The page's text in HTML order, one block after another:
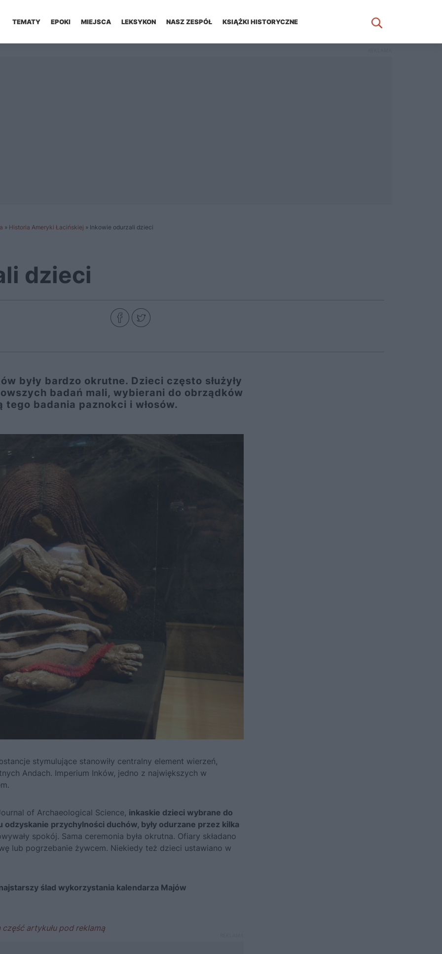
TEMATY EPOKI MIEJSCA LEKSYKON NASZ ZESPÓŁ KSIĄŻKI HISTORYCZNE
» Historia Ameryki Łacińskiej » Inkowie odurzali dzieci
dzieci
były bardzo okrutne. Dzieci często służyły
badań mali, wybierani do obrządków
badania paznokci i włosów.
stymulujące stanowiły centralny element wierzeń,
Andach. Imperium Inków, jedno z największych w
of Archaeological Science, inkaskie dzieci wybrane do
odzyskanie przychylności duchów, były odurzane przez kilka
spokój. Sama ceremonia była okrutna. Ofiary składano
lub pogrzebanie żywcem. Niekiedy też dzieci ustawiano w
ślad wykorzystania kalendarza Majów